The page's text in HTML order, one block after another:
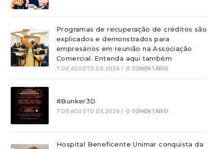
Programas de recuperação de créditos são
explicados e demonstrados para
empresários em reunião na Associação
Comercial. Entenda aqui também
7 DE AGOSTO DE 2026 / 0 COMENTÁRIO
#Bunker3D
7 DE AGOSTO DE 2026 / 0 COMENTÁRIO
Hospital Beneficente Unimar conquista da